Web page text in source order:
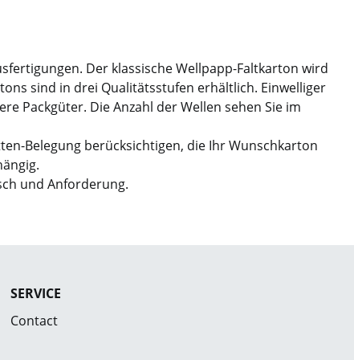
Der klassische Wellpapp-Faltkarton wird
sind in drei Qualitätsstufen erhältlich. Einwelliger
Packgüter. Die Anzahl der Wellen sehen Sie im
Belegung berücksichtigen, die Ihr Wunschkarton
und Anforderung.
SERVICE
Contact